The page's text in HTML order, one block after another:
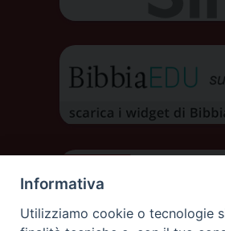
Informativa
Utilizziamo cookie o tecnologie